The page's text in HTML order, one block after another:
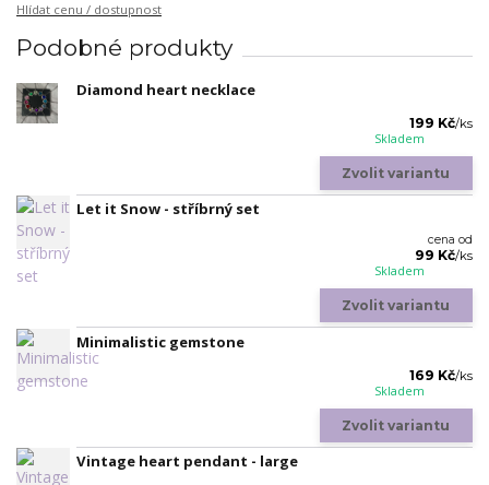
Hlídat cenu / dostupnost
Podobné produkty
Diamond heart necklace
199 Kč/ks
Skladem
Zvolit variantu
Let it Snow - stříbrný set
cena od
99 Kč/ks
Skladem
Zvolit variantu
Minimalistic gemstone
169 Kč/ks
Skladem
Zvolit variantu
Vintage heart pendant - large